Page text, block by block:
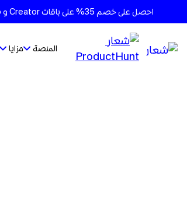
احصل على خصم 35% على باقات Creator و Creator Pro السنوية. الأسعار تتغير قريبًا - ثبِّت الأسعار الحالية على جميع الباقات
المنصة مزايا